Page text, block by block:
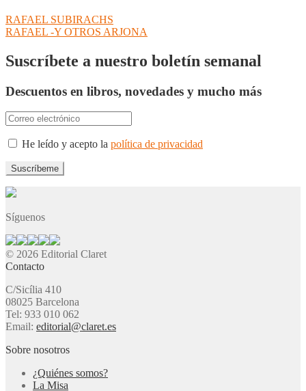
Navegación
de
entradas
Anterior:
RAFAEL SUBIRACHS
Siguiente:
RAFAEL -Y OTROS ARJONA
Suscríbete a nuestro boletín semanal
Descuentos en libros, novedades y mucho más
He leído y acepto la política de privacidad
Síguenos
© 2026 Editorial Claret
Contacto
C/Sicília 410
08025 Barcelona
Tel: 933 010 062
Email: editorial@claret.es
Sobre nosotros
¿Quiénes somos?
La Misa